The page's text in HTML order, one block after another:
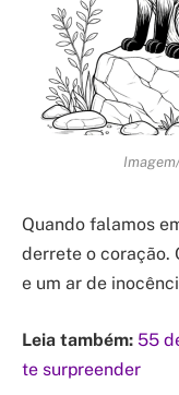
Quando falamos
derrete o coração.
e um ar de
Leia também: 55
te surpreender